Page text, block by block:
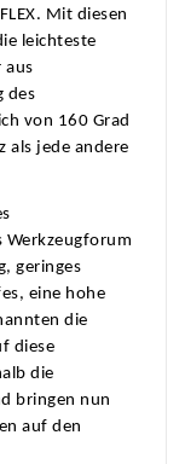
Mit diesen
leichteste
aus
des
von 160 Grad
als jede andere
Werkzeugforum
geringes
eine hohe
die
diese
die
bringen nun
auf den